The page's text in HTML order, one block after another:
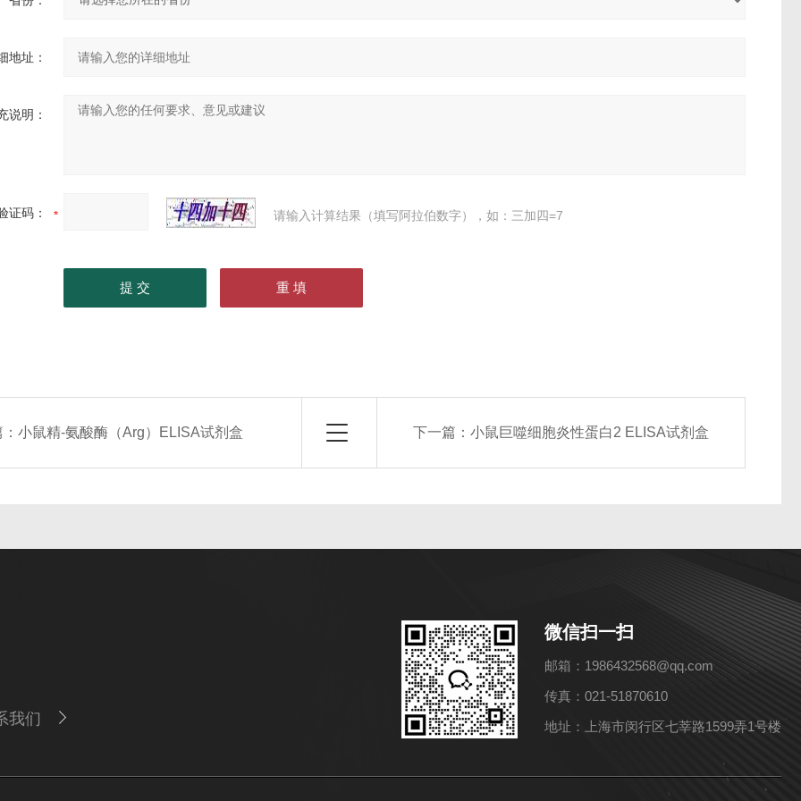
地址：
说明：
证码： 请输入计算结果（填写阿拉伯数字），如：三加四=7
：小鼠精-氨酸酶（Arg）ELISA试剂盒 下一篇： 小鼠巨噬细胞炎性蛋白2 ELISA试剂盒
我们
微信扫一扫
邮箱：1986432568@qq.com
传真：021-51870610
地址：上海市闵行区七莘路1599弄1号楼